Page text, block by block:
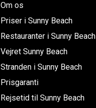
Om os
Priser i Sunny Beach
Restauranter i Sunny Beach
Vejret Sunny Beach
Stranden i Sunny Beach
Prisgaranti
Rejsetid til Sunny Beach